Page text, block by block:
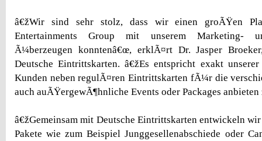
â€žWir sind sehr stolz, dass wir einen groÃŸen
Entertainments Group mit unserem Marketing-
Ã¼berzeugen konntenâ€œ, erklÃ¤rt Dr. Jasper
Deutsche Eintrittskarten. â€žEs entspricht exakt
Kunden neben regulÃ¤ren Eintrittskarten fÃ¼r die
auch auÃŸergewÃ¶hnliche Events oder Packages
â€žGemeinsam mit Deutsche Eintrittskarten entwickeln
Pakete wie zum Beispiel Junggesellenabschiede oder